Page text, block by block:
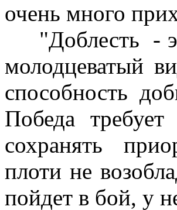
очень много
"Доблесть -
молодцеватый
способность
Победа
сохранять
плоти не
пойдет в бой, у